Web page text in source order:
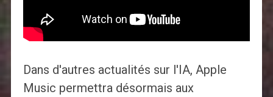
Dans d'autres actualités sur l'IA, Apple
Music permettra désormais aux